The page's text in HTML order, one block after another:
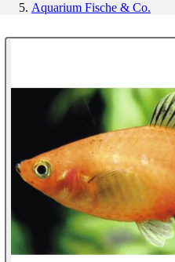
Aquarium Fische & Co.